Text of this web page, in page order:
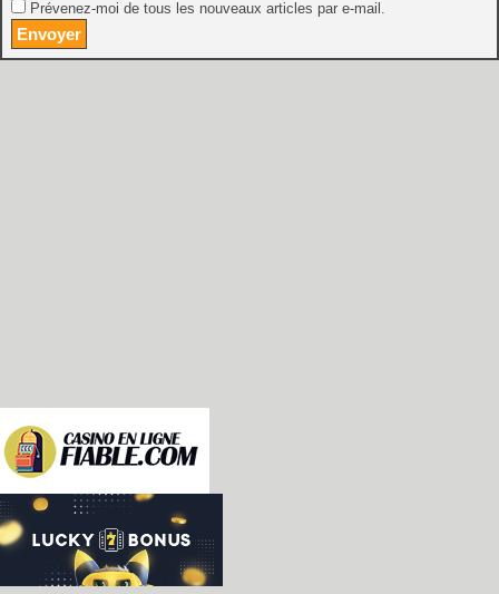
Prévenez-moi de tous les nouveaux articles par e-mail.